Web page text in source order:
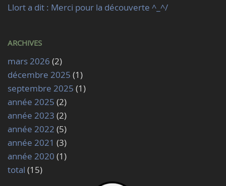
Llort a dit : Merci pour la découverte ^_^/
ARCHIVES
mars 2026 (2)
décembre 2025 (1)
septembre 2025 (1)
année 2025 (2)
année 2023 (2)
année 2022 (5)
année 2021 (3)
année 2020 (1)
total (15)